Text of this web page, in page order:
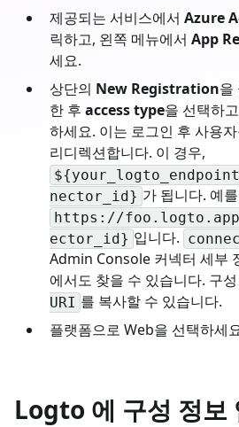
제공되는 서비스에서 Azure
릭하고, 왼쪽 메뉴에서 App
세요.
상단의 New Registration을
한 후 access type을 선택하고
하세요. 이는 로그인 후 사용
리디렉션합니다. 이 경우,
nector_id} 가 됩니다. 예
https://
ector_id} 입니다.
Admin Console 커넥터 세부
에서도 찾을 수 있습니다. 구
URI 를 복사할 수 있습니다.
플랫폼으로 Web을 선택하세
Logto 에 구성 정보